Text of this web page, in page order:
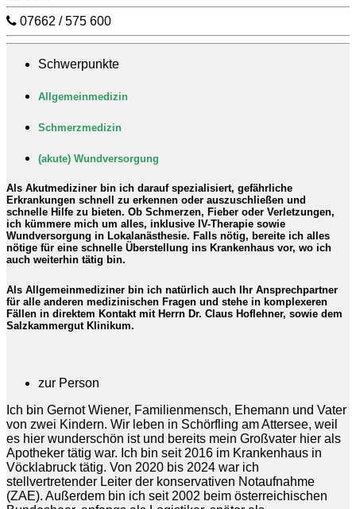
07662 / 575 600
Schwerpunkte
Allgemeinmedizin
Schmerzmedizin
(akute) Wundversorgung
Als Akutmediziner bin ich darauf spezialisiert, gefährliche
Erkrankungen schnell zu erkennen oder auszuschließen und
schnelle Hilfe zu bieten. Ob Schmerzen, Fieber oder Verletzungen,
ich kümmere mich um alles, inklusive IV-Therapie sowie
Wundversorgung in Lokalanästhesie. Falls nötig, bereite ich alles
nötige für eine schnelle Überstellung ins Krankenhaus vor, wo ich
auch weiterhin tätig bin.
Als Allgemeinmediziner bin ich natürlich auch Ihr Ansprechpartner
für alle anderen medizinischen Fragen und stehe in komplexeren
Fällen in direktem Kontakt mit Herrn Dr. Claus Hoflehner, sowie dem
Salzkammergut Klinikum.
zur Person
Ich bin Gernot Wiener, Familienmensch, Ehemann und Vater
von zwei Kindern. Wir leben in Schörfling am Attersee, weil
es hier wunderschön ist und bereits mein Großvater hier als
Apotheker tätig war. Ich bin seit 2016 im Krankenhaus in
Vöcklabruck tätig. Von 2020 bis 2024 war ich
stellvertretender Leiter der konservativen Notaufnahme
(ZAE). Außerdem bin ich seit 2002 beim österreichischen